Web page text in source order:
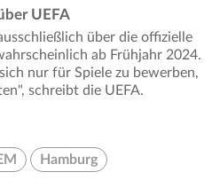
UEFA
über die offizielle
ab Frühjahr 2024.
nur für Spiele zu bewerben,
schreibt die UEFA.
Hamburg